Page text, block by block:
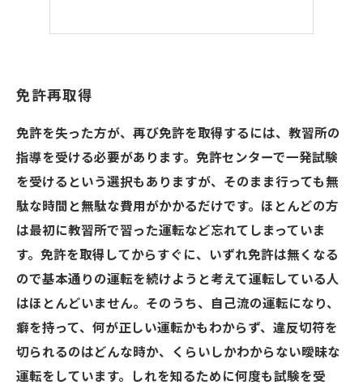
免許再取得
免許を失った方が、再び免許を取得するには、教習所の
指導を受ける必要があります。免許センターで一発試験
を受けるという選択もありますが、そのまま行っても無
駄な時間と無駄な費用がかかるだけです。ほとんどの方
は最初に教習所で習った運転など忘れてしまっていま
す。免許を取得してからすぐに、いずれ免許は無くなる
ので基本通りの運転を続けようと考えて運転している人
はほとんどいません。そのうち、自己流の運転になり、
癖を持って、何が正しい運転かもわからず、違反切符を
切られるのはどんな時か、くらいしかわからない曖昧な
運転をしています。しれを知るために何度も試験を受